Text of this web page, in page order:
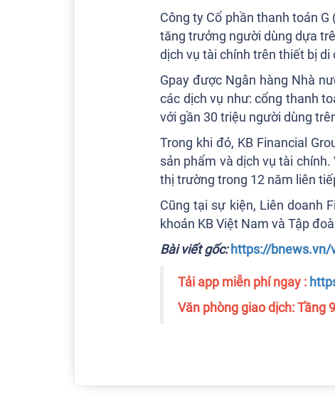
Công ty Cổ phần thanh toán
tăng trưởng người dùng dựa
dịch vụ tài chính trên thiết bị di
Gpay được Ngân hàng Nhà
các dịch vụ như: cổng thanh
với gần 30 triệu người dùng
Trong khi đó, KB Financial
sản phẩm và dịch vụ tài
thị trường trong 12 năm liên
Cũng tại sự kiện, Liên doanh
khoán KB Việt Nam và Tập
Bài viết gốc: https://bnews.vn/
Tải app miễn phí ngay :
Văn phòng giao dịch: Tầng